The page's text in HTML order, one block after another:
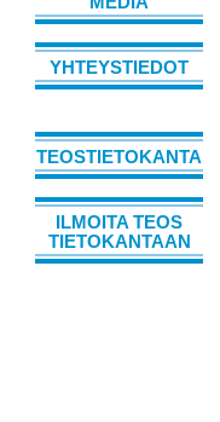
YHTEYSTIEDOT
TEOSTIETOKANTA
ILMOITA TEOS
TIETOKANTAAN